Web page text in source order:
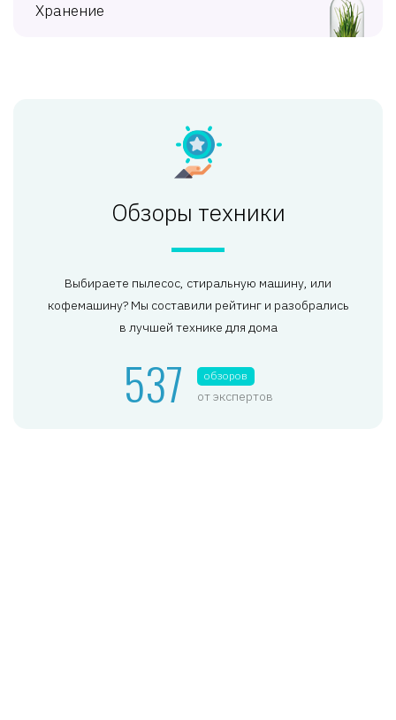
Хранение
Обзоры техники
Выбираете пылесос, стиральную машину, или
кофемашину? Мы составили рейтинг и разобрались
в лучшей технике для дома
537 обзоров
от экспертов